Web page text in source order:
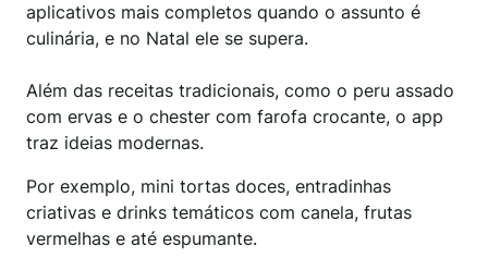
aplicativos mais completos quando o assunto é
culinária, e no Natal ele se supera.
Além das receitas tradicionais, como o peru assado
com ervas e o chester com farofa crocante, o app
traz ideias modernas.
Por exemplo, mini tortas doces, entradinhas
criativas e drinks temáticos com canela, frutas
vermelhas e até espumante.